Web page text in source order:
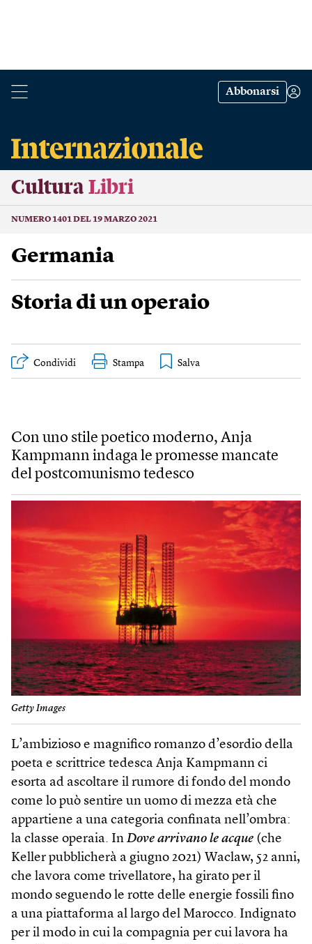
Abbonarsi
Cultura Libri
NUMERO 1401 DEL 19 MARZO 2021
Germania
Storia di un operaio
Condividi Stampa
Con uno stile poetico moderno, Anja
Kampmann indaga le promesse mancate
del postcomunismo tedesco
Getty Images
L’ambizioso e magnifico romanzo d’esordio della
poeta e scrittrice tedesca Anja Kampmann ci
esorta ad ascoltare il rumore di fondo del mondo
come lo può sentire un uomo di mezza età che
appartiene a una categoria confinata nell’ombra:
la classe operaia. In Dove arrivano le acque (che
Keller pubblicherà a giugno 2021) Waclaw, 52 anni,
che lavora come trivellatore, ha girato per il
mondo seguendo le rotte delle energie fossili fino
a una piattaforma al largo del Marocco. Indignato
per il modo in cui la compagnia per cui lavora ha